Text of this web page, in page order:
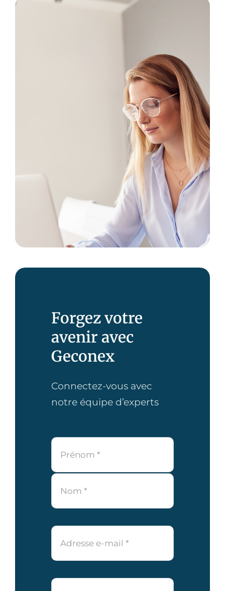
Forgez votre
avenir avec
Geconex
Connectez-vous avec
notre équipe d’experts